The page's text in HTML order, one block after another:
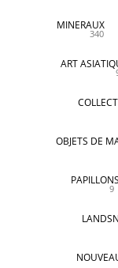
MINERAUX
340
ART
OBJETS DE
PAPILLONS
9